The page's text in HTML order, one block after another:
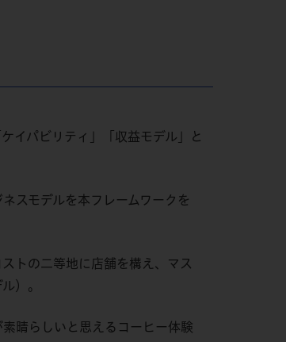
イパビリティ」「収益モデル」と
スモデルを本フレームワークを
トの二等地に店舗を構え、マス
）。
晴らしいと思えるコーヒー体験